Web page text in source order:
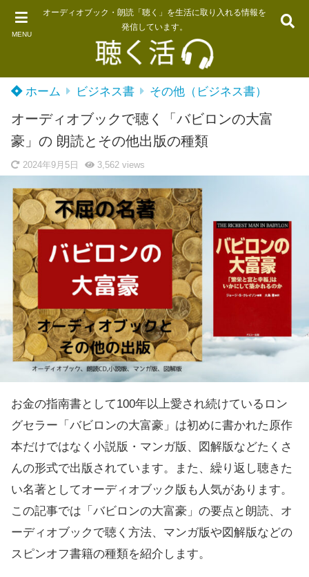
MENU
オーディオブック・朗読「聴く」を生活に取り入れる情報を
発信しています。
ホーム ビジネス書 その他（ビジネス書）
オーディオブックで聴く「バビロンの大富
豪」の 朗読とその他出版の種類
2024年9月5日 3,562views
お金の指南書として100年以上愛され続けているロン
グセラー「バビロンの大富豪」は初めに書かれた原作
本だけではなく小説版・マンガ版、図解版などたくさ
んの形式で出版されています。また、繰り返し聴きた
い名著としてオーディオブック版も人気があります。
この記事では「バビロンの大富豪」の要点と朗読、オ
ーディオブックで聴く方法、マンガ版や図解版などの
スピンオフ書籍の種類を紹介します。